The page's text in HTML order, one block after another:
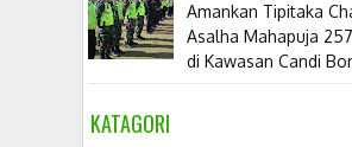
Amankan Tipitaka
Asalha Mahapuja
di Kawasan Candi
KATAGORI